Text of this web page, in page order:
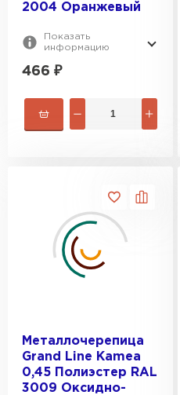
2004 Оранжевый
Показать
информацию
466 ₽
Металлочерепица
Grand Line Kamea
0,45 Полиэстер RAL
3009 Оксидно-